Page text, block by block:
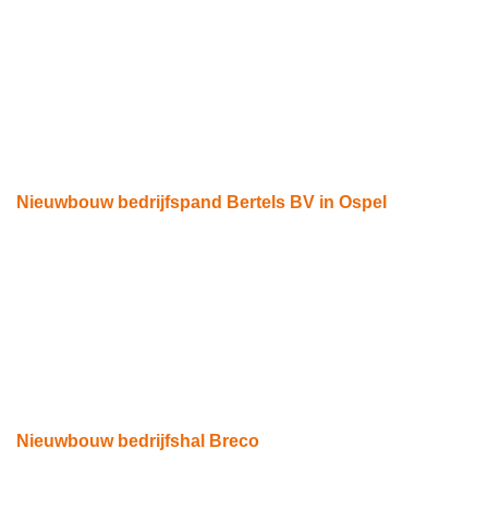
Nieuwbouw bedrijfspand Bertels BV in Ospel
Nieuwbouw bedrijfshal Breco